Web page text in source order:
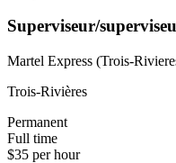
Superviseur/
Martel Express (Trois-
Trois-Rivières
Permanent
Full time
$35 per hour